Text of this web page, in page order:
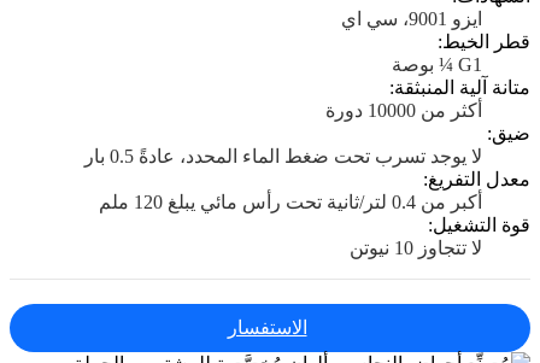
ايزو 9001، سي اي
قطر الخيط:
G1 ¼ بوصة
متانة آلية المنبثقة:
أكثر من 10000 دورة
ضيق:
لا يوجد تسرب تحت ضغط الماء المحدد، عادةً 0.5 بار
معدل التفريغ:
أكبر من 0.4 لتر/ثانية تحت رأس مائي يبلغ 120 ملم
قوة التشغيل:
لا تتجاوز 10 نيوتن
الاستفسار